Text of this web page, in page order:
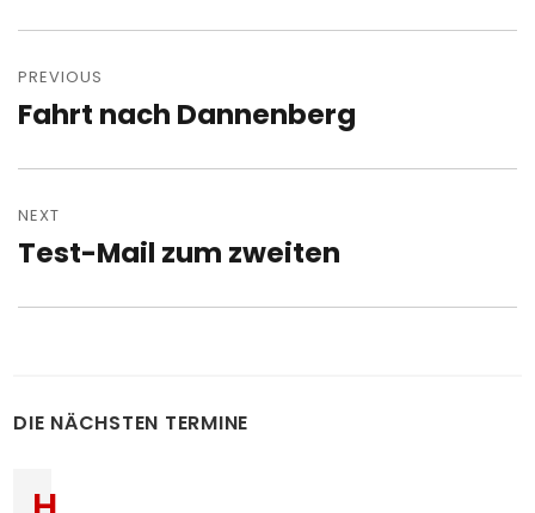
navigation
PREVIOUS
Previous
Fahrt nach Dannenberg
NEXT
Next
Test-Mail zum zweiten
DIE NÄCHSTEN TERMINE